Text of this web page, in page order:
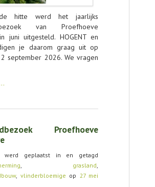
hitte werd het jaarlijks
van Proefhoeve
juni uitgesteld. HOGENT en
je daarom graag uit op
september 2026. We vragen
Proefhoeve
werd geplaatst in en getagd
, grasland,
, vlinderbloemige op 27 mei